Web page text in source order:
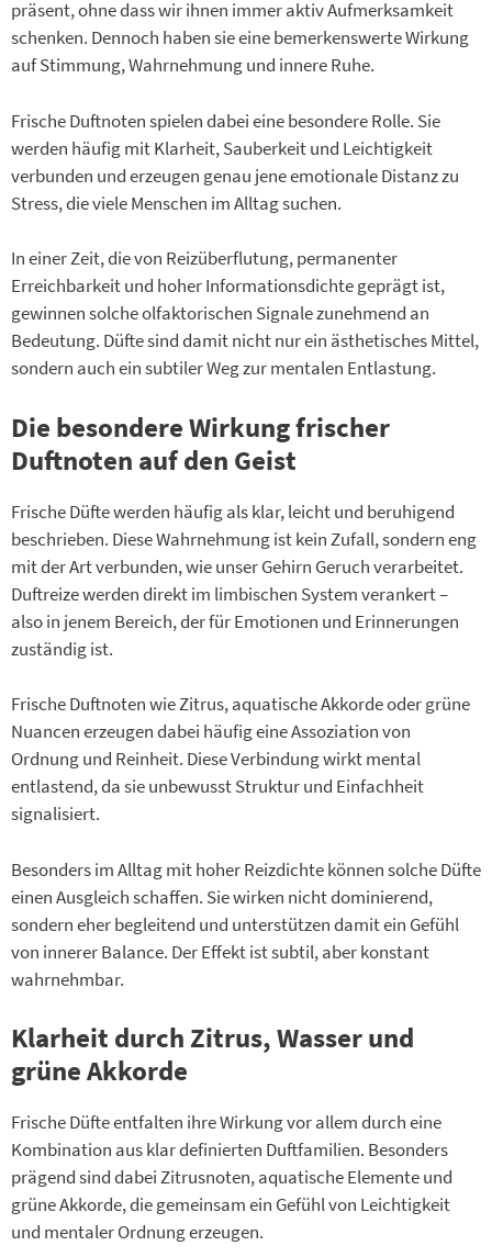
präsent, ohne dass wir ihnen immer aktiv Aufmerksamkeit
schenken. Dennoch haben sie eine bemerkenswerte Wirkung
auf Stimmung, Wahrnehmung und innere Ruhe.
Frische Duftnoten spielen dabei eine besondere Rolle. Sie
werden häufig mit Klarheit, Sauberkeit und Leichtigkeit
verbunden und erzeugen genau jene emotionale Distanz zu
Stress, die viele Menschen im Alltag suchen.
In einer Zeit, die von Reizüberflutung, permanenter
Erreichbarkeit und hoher Informationsdichte geprägt ist,
gewinnen solche olfaktorischen Signale zunehmend an
Bedeutung. Düfte sind damit nicht nur ein ästhetisches Mittel,
sondern auch ein subtiler Weg zur mentalen Entlastung.
Die besondere Wirkung frischer
Duftnoten auf den Geist
Frische Düfte werden häufig als klar, leicht und beruhigend
beschrieben. Diese Wahrnehmung ist kein Zufall, sondern eng
mit der Art verbunden, wie unser Gehirn Geruch verarbeitet.
Duftreize werden direkt im limbischen System verankert –
also in jenem Bereich, der für Emotionen und Erinnerungen
zuständig ist.
Frische Duftnoten wie Zitrus, aquatische Akkorde oder grüne
Nuancen erzeugen dabei häufig eine Assoziation von
Ordnung und Reinheit. Diese Verbindung wirkt mental
entlastend, da sie unbewusst Struktur und Einfachheit
signalisiert.
Besonders im Alltag mit hoher Reizdichte können solche Düfte
einen Ausgleich schaffen. Sie wirken nicht dominierend,
sondern eher begleitend und unterstützen damit ein Gefühl
von innerer Balance. Der Effekt ist subtil, aber konstant
wahrnehmbar.
Klarheit durch Zitrus, Wasser und
grüne Akkorde
Frische Düfte entfalten ihre Wirkung vor allem durch eine
Kombination aus klar definierten Duftfamilien. Besonders
prägend sind dabei Zitrusnoten, aquatische Elemente und
grüne Akkorde, die gemeinsam ein Gefühl von Leichtigkeit
und mentaler Ordnung erzeugen.